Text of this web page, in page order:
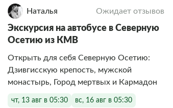
Наталья Ожидает отзывов
Экскурсия на автобусе в Северную
Осетию из КМВ
Открыть для себя Северную Осетию:
Дзивгисскую крепость, мужской
монастырь, Город мертвых и Кармадон
чт, 13 авг в 05:30 вс, 16 авг в 05:30